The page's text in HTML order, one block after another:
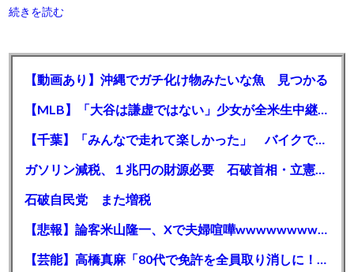
続きを読む
【動画あり】沖縄でガチ化け物みたいな魚 見つかる
【MLB】「大谷は謙虚ではない」少女が全米生中継で突然の大谷翔平批判 サイン無視された過去明かす
【千葉】「みんなで走れて楽しかった」 バイクでバースデー集団暴走 男女５７人を書類送検 SNSで参加者募る
ガソリン減税、１兆円の財源必要 石破首相・立憲野田氏「財源は死に物狂いで確保しなければならない」「本当に死に物狂いで」
石破自民党 また増税
【悲報】論客米山隆一、Xで夫婦喧嘩wwwwwwwwwwww
【芸能】高橋真麻「80代で免許を全員取り消しに！」 高齢ドライバーの事故問題で、高齢者の運転免許取り消し法を提案